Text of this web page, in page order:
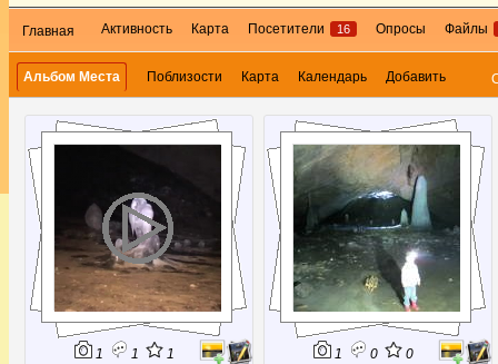
Главная Активность Карта Посетители 16 Опросы Файлы
Альбом Места Поблизости Карта Календарь Добавить
1 1 1 1 0 0